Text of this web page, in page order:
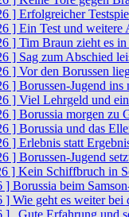
] Erfolgreicher
] Ein Test und weitere
] Tim Braun zieht es
] Sag zum Abschied
] Vor den Borussen
] Borussen-Jugend ins
] Viel Lehrgeld und
] Borussia morgen zu
] Borussia und das
] Erlebnis statt
] Borussen-Jugend
] Kein Schiffbruch in
] Borussia beim
] Wie geht es weiter bei
]
„Gute Erfahrung und